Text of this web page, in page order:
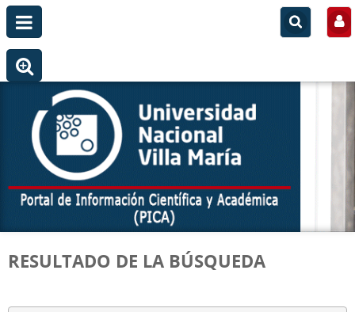
RESULTADO DE LA BÚSQUEDA